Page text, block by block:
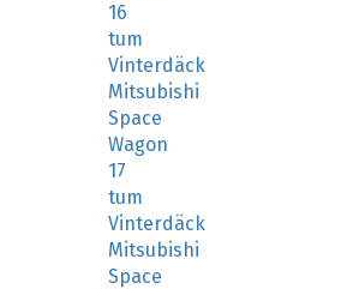
16
tum
Vinterdäck
Mitsubishi
Space
Wagon
17
tum
Vinterdäck
Mitsubishi
Space